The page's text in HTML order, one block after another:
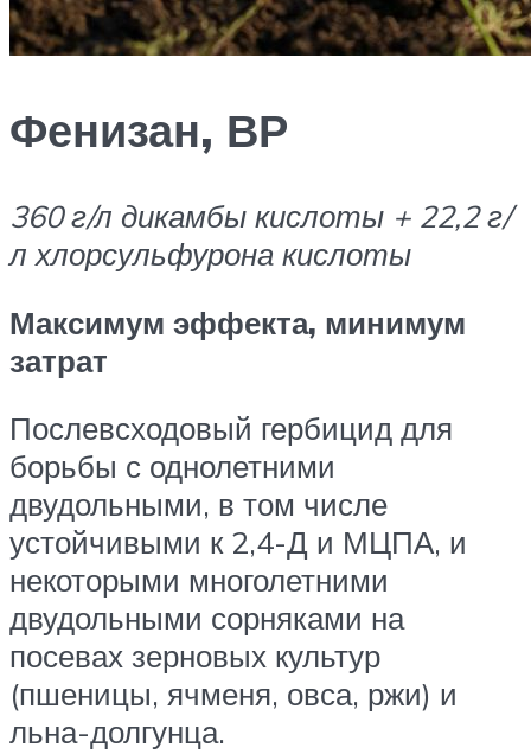
Фенизан, ВР
360 г/л дикамбы кислоты + 22,2 г/
л хлорсульфурона кислоты
Максимум эффекта, минимум
затрат
Послевсходовый гербицид для
борьбы с однолетними
двудольными, в том числе
устойчивыми к 2,4-Д и МЦПА, и
некоторыми многолетними
двудольными сорняками на
посевах зерновых культур
(пшеницы, ячменя, овса, ржи) и
льна-долгунца.